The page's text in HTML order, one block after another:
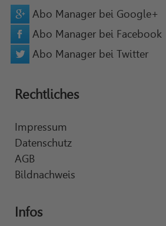
Abo Manager bei Google+
Abo Manager bei Facebook
Abo Manager bei Twitter
Rechtliches
Impressum
Datenschutz
AGB
Bildnachweis
Infos